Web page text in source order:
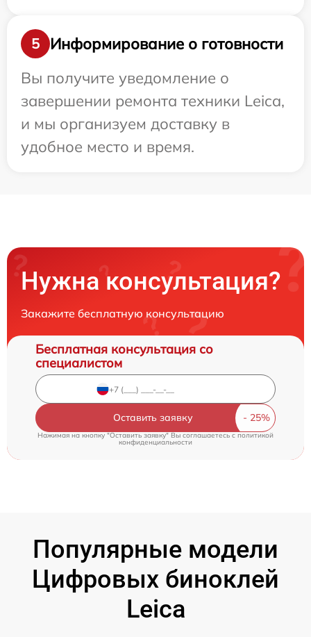
5
Информирование о готовности
Вы получите уведомление о
завершении ремонта техники Leica,
и мы организуем доставку в
удобное место и время.
Нужна консультация?
Закажите бесплатную консультацию
Бесплатная консультация со
специалистом
Оставить заявку
Нажимая на кнопку "Оставить заявку" Вы соглашаетесь cполитикой
конфиденциальности
Популярные модели
Цифровых биноклей
Leica